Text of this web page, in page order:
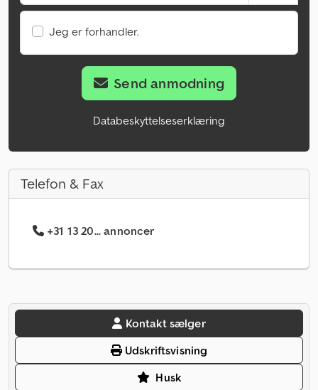
Jeg er forhandler.
Send anmodning
Databeskyttelseserklæring
Telefon & Fax
+31 13 20... annoncer
Kontakt sælger
Udskriftsvisning
Husk